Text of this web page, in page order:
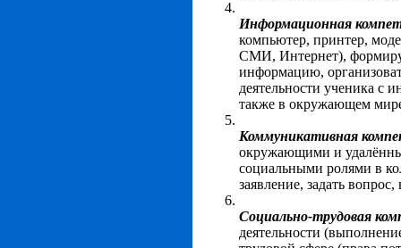
Информационная
компьютер, принтер,
СМИ, Интернет),
информацию,
деятельности ученика с
также в окружающем
Коммуникативная
окружающими и
социальными ролями в
заявление, задать
Социально-трудовая
деятельности